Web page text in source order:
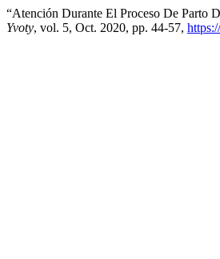
“Atención Durante El Proceso De Parto
Yvoty, vol. 5, Oct. 2020, pp. 44-57,